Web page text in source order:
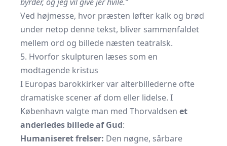
Ved højmesse, hvor præsten løfter kalk og brød
under netop denne tekst, bliver sammenfaldet
mellem ord og billede næsten teatralsk.
5. Hvorfor skulpturen læses som en
modtagende kristus
I Europas barokkirker var alterbillederne ofte
dramatiske scener af dom eller lidelse. I
København valgte man med Thorvaldsen et
anderledes billede af Gud:
Humaniseret frelser: Den nøgne, sårbare